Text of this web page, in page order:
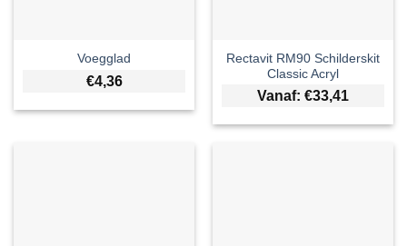
Voegglad
€4,36
Rectavit RM90 Schilderskit
Classic Acryl
Vanaf: €33,41